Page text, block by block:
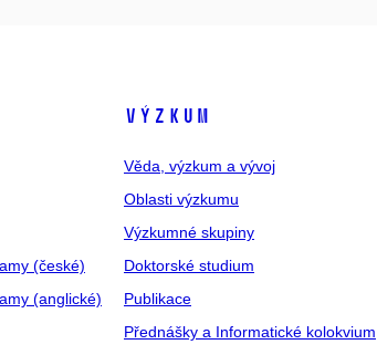
(české)
(anglické)
VÝZKUM
Věda, výzkum a vývoj
Oblasti výzkumu
Výzkumné skupiny
Doktorské studium
Publikace
Přednášky a Informatické kolokvium